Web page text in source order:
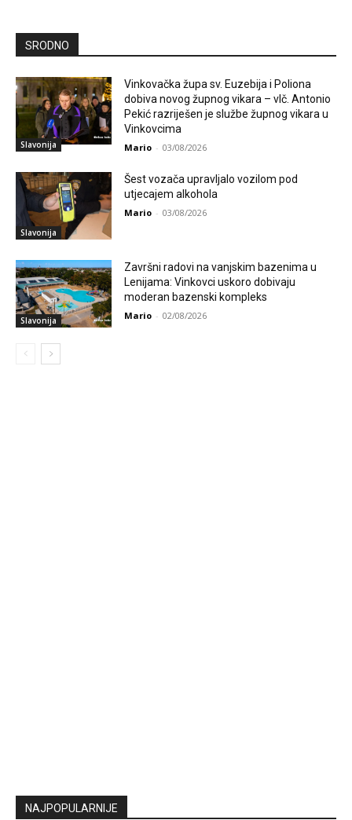
SRODNO
Slavonija
Vinkovačka župa sv. Euzebija i Poliona
dobiva novog župnog vikara – vlč. Antonio
Pekić razriješen je službe župnog vikara u
Vinkovcima
Mario - 03/08/2026
Slavonija
Šest vozača upravljalo vozilom pod
utjecajem alkohola
Mario - 03/08/2026
Slavonija
Završni radovi na vanjskim bazenima u
Lenijama: Vinkovci uskoro dobivaju
moderan bazenski kompleks
Mario - 02/08/2026
NAJPOPULARNIJE